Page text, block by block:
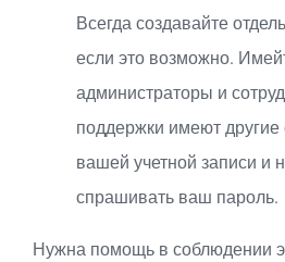
Всегда создавайте
если это возможно.
администраторы и
поддержки имеют другие
вашей учетной записи и
спрашивать ваш пароль.
Нужна помощь в соблюдении